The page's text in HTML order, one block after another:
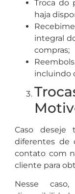
Troca do
haja
integral
compras;
incluindo
Caso
diferentes de
contato com
cliente para
Nesse